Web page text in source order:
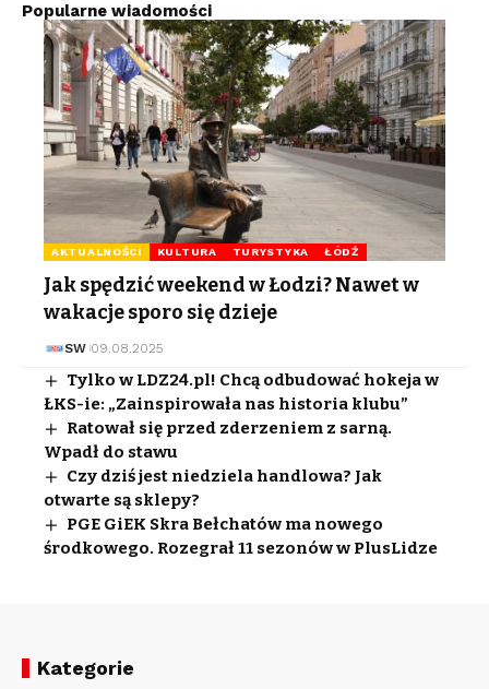
Popularne wiadomości
AKTUALNOŚCI KULTURA TURYSTYKA ŁÓDŹ
Jak spędzić weekend w Łodzi? Nawet w
wakacje sporo się dzieje
SW 09.08.2025
Tylko w LDZ24.pl! Chcą odbudować hokeja w
ŁKS-ie: „Zainspirowała nas historia klubu”
Ratował się przed zderzeniem z sarną.
Wpadł do stawu
Czy dziś jest niedziela handlowa? Jak
otwarte są sklepy?
PGE GiEK Skra Bełchatów ma nowego
środkowego. Rozegrał 11 sezonów w PlusLidze
Kategorie